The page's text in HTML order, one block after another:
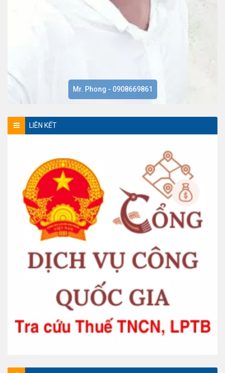
Mr. Phong - 0908669861
LIÊN KẾT